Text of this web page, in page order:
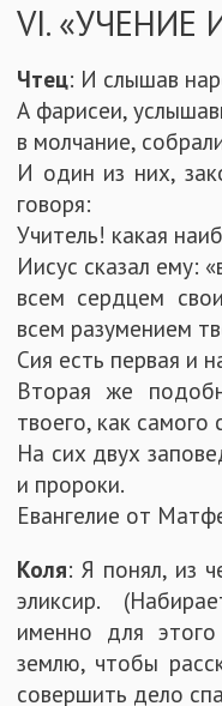
VI. «УЧЕНИЕ
Чтец: И слышав
А фарисеи,
в молчание,
И один из них,
говоря:
Учитель! какая
Иисус сказал ему:
всем сердцем
всем разумением
Сия есть первая и
Вторая же
твоего, как самого
На сих двух
и пророки.
Евангелие от
Коля: Я понял, из
эликсир.
именно для
землю, чтобы
совершить дело